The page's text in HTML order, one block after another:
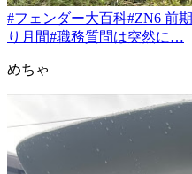
#フェンダー大百科#ZN6 前期
り月間#職務質問は突然に…
めちゃ